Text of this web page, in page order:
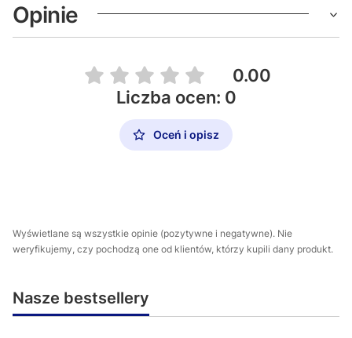
Opinie
0.00
Liczba ocen: 0
Oceń i opisz
Wyświetlane są wszystkie opinie (pozytywne i negatywne). Nie
weryfikujemy, czy pochodzą one od klientów, którzy kupili dany produkt.
Nasze bestsellery